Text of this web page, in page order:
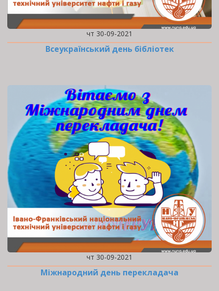
чт 30-09-2021
Всеукраїнський день бібліотек
чт 30-09-2021
Міжнародний день перекладача